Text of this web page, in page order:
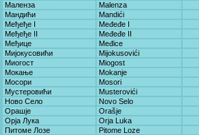
Маленза
Malenza
Мандићи
Mandići
Међеђе I
Međeđe I
Међеђе II
Međeđe II
Међице
Međice
Мијокусовићи
Mijokusovići
Миогост
Miogost
Мокање
Mokanje
Мосори
Mosori
Мустеровићи
Musterovići
Ново Село
Novo Selo
Орашје
Orašje
Орја Лука
Orja Luka
Питоме Лозе
Pitome Loze